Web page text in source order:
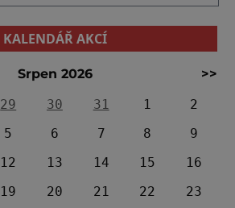
KALENDÁŘ AKCÍ
Srpen 2026
>>
29 30 31 1
2
5 6 7 8
9
12 13 14 15
16
19 20 21 22
23